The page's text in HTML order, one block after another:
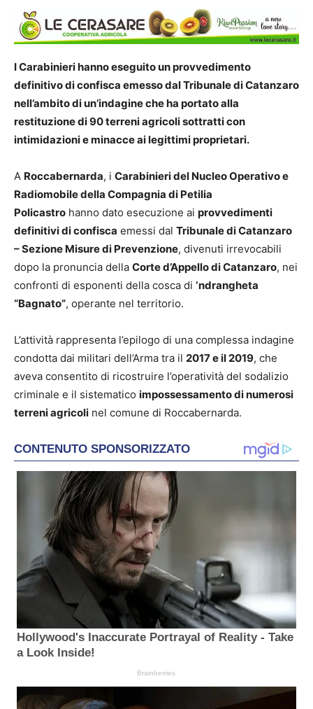
I Carabinieri hanno eseguito un provvedimento
definitivo di confisca emesso dal Tribunale di Catanzaro
nell’ambito di un’indagine che ha portato alla
restituzione di 90 terreni agricoli sottratti con
intimidazioni e minacce ai legittimi proprietari.
A Roccabernarda, i Carabinieri del Nucleo Operativo e
Radiomobile della Compagnia di Petilia
Policastro hanno dato esecuzione ai provvedimenti
definitivi di confisca emessi dal Tribunale di Catanzaro
– Sezione Misure di Prevenzione, divenuti irrevocabili
dopo la pronuncia della Corte d’Appello di Catanzaro, nei
confronti di esponenti della cosca di ‘ndrangheta
“Bagnato”, operante nel territorio.
L’attività rappresenta l’epilogo di una complessa indagine
condotta dai militari dell’Arma tra il 2017 e il 2019, che
aveva consentito di ricostruire l’operatività del sodalizio
criminale e il sistematico impossessamento di numerosi
terreni agricoli nel comune di Roccabernarda.